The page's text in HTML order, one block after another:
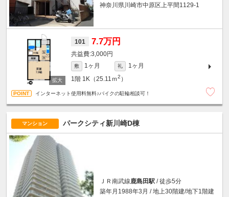
神奈川県川崎市中原区上平間1129-1
101 7.7万円
3,000円
敷 1ヶ月 礼
1ヶ月
1階 1K（25.11ｍ2 ）
インターネット使用料無料♪バイクの駐輪相談可！
マンション パークシティ新川崎D棟
ＪＲ南武線鹿島田駅 / 徒歩5分
築年月1988年3月 / 地上30階建/地下1階建